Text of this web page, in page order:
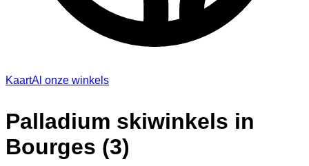
KaartAl onze winkels
Palladium skiwinkels in
Bourges (3)